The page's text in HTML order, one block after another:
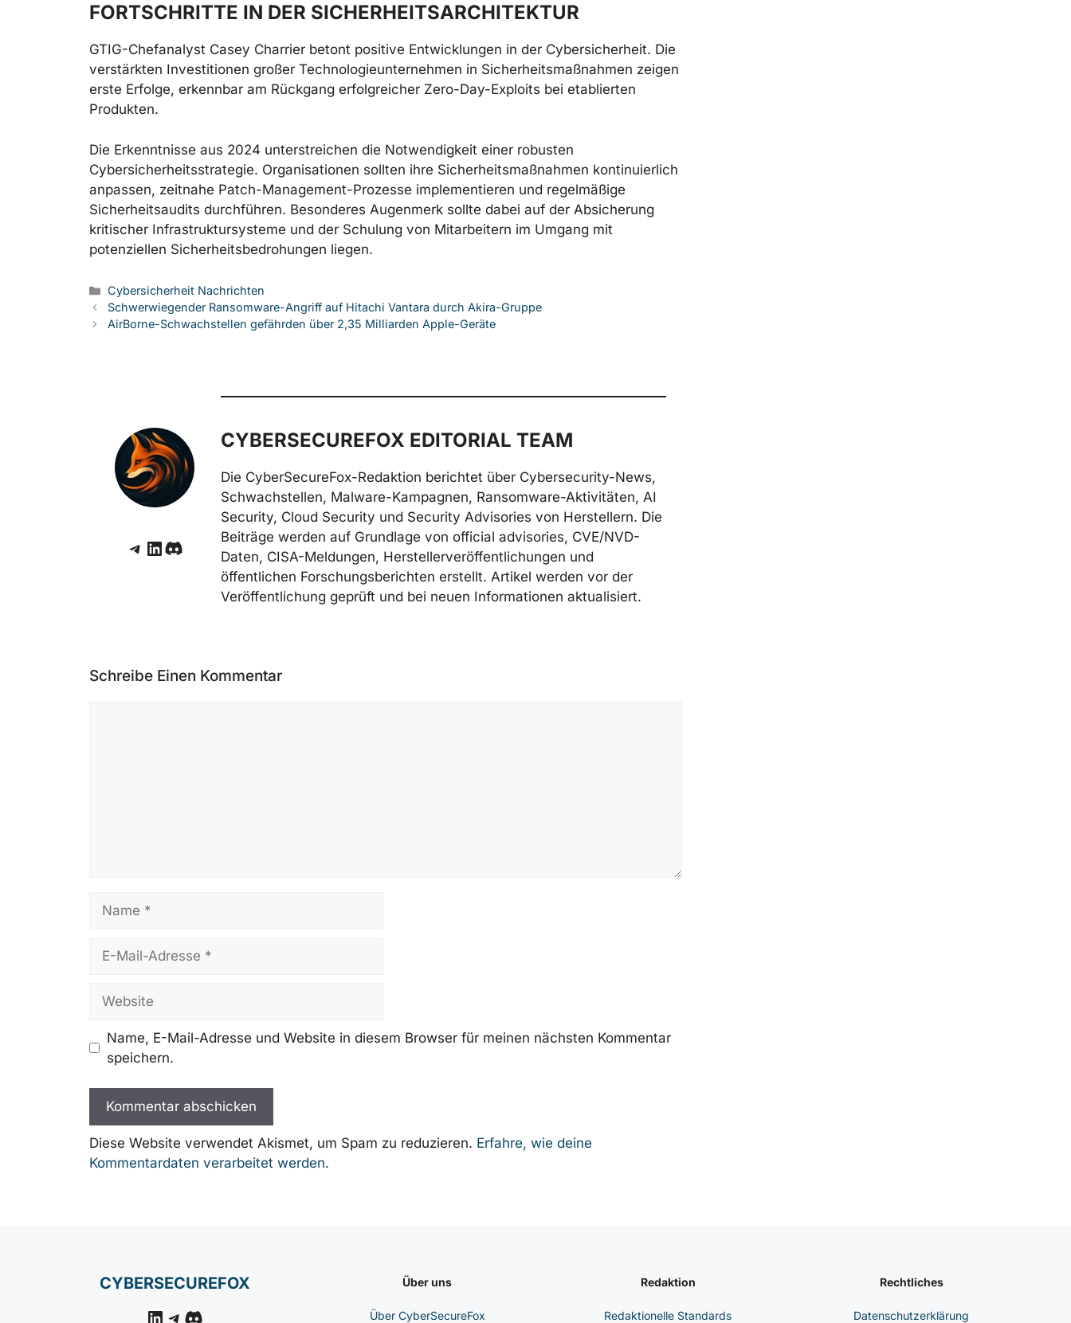
FORTSCHRITTE IN DER SICHERHEITSARCHITEKTUR
GTIG-Chefanalyst Casey Charrier betont positive Entwicklungen in der Cybersicherheit. Die
verstärkten Investitionen großer Technologieunternehmen in Sicherheitsmaßnahmen zeigen
erste Erfolge, erkennbar am Rückgang erfolgreicher Zero-Day-Exploits bei etablierten
Produkten.
Die Erkenntnisse aus 2024 unterstreichen die Notwendigkeit einer robusten
Cybersicherheitsstrategie. Organisationen sollten ihre Sicherheitsmaßnahmen kontinuierlich
anpassen, zeitnahe Patch-Management-Prozesse implementieren und regelmäßige
Sicherheitsaudits durchführen. Besonderes Augenmerk sollte dabei auf der Absicherung
kritischer Infrastruktursysteme und der Schulung von Mitarbeitern im Umgang mit
potenziellen Sicherheitsbedrohungen liegen.
Kategorien
Cybersicherheit Nachrichten
Schwerwiegender Ransomware-Angriff auf Hitachi Vantara durch Akira-Gruppe
AirBorne-Schwachstellen gefährden über 2,35 Milliarden Apple-Geräte
Telegram
LinkedIn
Discord
CYBERSECUREFOX EDITORIAL TEAM
Die CyberSecureFox-Redaktion berichtet über Cybersecurity-News,
Schwachstellen, Malware-Kampagnen, Ransomware-Aktivitäten, AI
Security, Cloud Security und Security Advisories von Herstellern. Die
Beiträge werden auf Grundlage von official advisories, CVE/NVD-
Daten, CISA-Meldungen, Herstellerveröffentlichungen und
öffentlichen Forschungsberichten erstellt. Artikel werden vor der
Veröffentlichung geprüft und bei neuen Informationen aktualisiert.
Schreibe Einen Kommentar
Mail-
Name, E-Mail-Adresse und Website in diesem Browser für meinen nächsten Kommentar
speichern.
Diese Website verwendet Akismet, um Spam zu reduzieren. Erfahre, wie deine
Kommentardaten verarbeitet werden.
CYBERSECUREFOX
LinkedIn
Telegram
Discord
Über uns
Über CyberSecureFox
Redaktion
Redaktionelle Standards
Rechtliches
Datenschutzerklärung